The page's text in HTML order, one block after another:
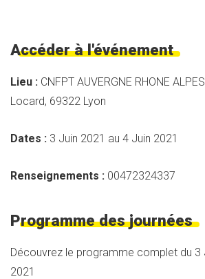
Accéder à l'événement
Lieu : CNFPT AUVERGNE RHONE
Locard, 69322 Lyon
Dates : 3 Juin 2021 au 4 Juin 2021
Renseignements : 00472324337
Programme des journées
Découvrez le programme complet du 3
2021